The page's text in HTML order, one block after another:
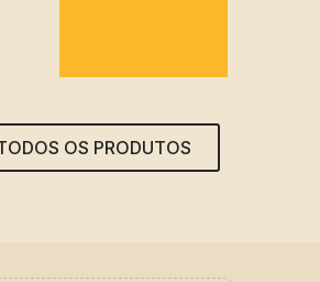
OS PRODUTOS